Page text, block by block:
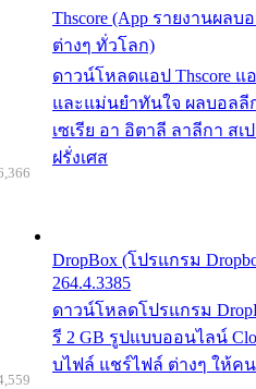
Thscore (App รายงานผล
ต่างๆ ทั่วโลก)
ดาวน์โหลดแอป Thscore แ
และแม่นยำทันใจ ผลบอลลี
เซเรีย อา อิตาลี ลาลีกา สเ
ฝรั่งเศส
DropBox (โปรแกรม
264.4.3385
ดาวน์โหลดโปรแกรม
รี 2 GB รูปแบบออนไลน์
บไฟล์ แชร์ไฟล์ ต่างๆ ให้ค